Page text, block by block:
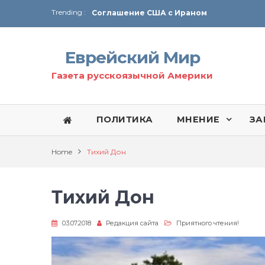
Trending :
Соглашение США с Ираном
Технология Революции в Иране
От Ирана до Ливана и Газы
Еврейский Мир
Газета русскоязычной Америки
ПОЛИТИКА МНЕНИЕ
Home Тихий Дон
Тихий Дон
03.07.2018 Редакция сайта Приятного чтения!